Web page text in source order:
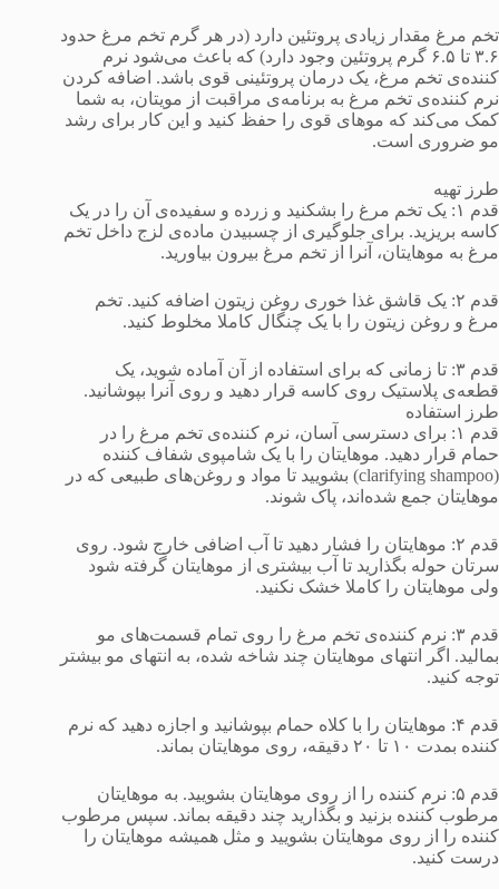
تخم مرغ مقدار زیادی پروتئین دارد (در هر گرم تخم مرغ حدود
۳.۶ تا ۶.۵ گرم پروتئین وجود دارد) که باعث می‌شود نرم
کننده‌ی تخم مرغ، یک درمان پروتئینی قوی باشد. اضافه کردن
نرم کننده‌ی تخم مرغ به برنامه‌ی مراقبت از مویتان، به شما
کمک می‌کند که موهای قوی را حفظ کنید و این کار برای رشد
مو ضروری است.
طرز تهیه
قدم ۱: یک تخم مرغ را بشکنید و زرده و سفیده‌ی آن را در یک
کاسه بریزید. برای جلوگیری از چسبیدن ماده‌ی لزج داخل تخم
مرغ به موهایتان، آنرا از تخم مرغ بیرون بیاورید.
قدم ۲: یک قاشق غذا خوری روغن زیتون اضافه کنید. تخم
مرغ و روغن زیتون را با یک چنگال کاملا مخلوط کنید.
قدم ۳: تا زمانی که برای استفاده از آن آماده شوید، یک
قطعه‌ی پلاستیک روی کاسه قرار دهید و روی آنرا بپوشانید.
طرز استفاده
قدم ۱: برای دسترسی آسان، نرم کننده‌ی تخم مرغ را در
حمام قرار دهید. موهایتان را با یک شامپوی شفاف کننده
(clarifying shampoo) بشویید تا مواد و روغن‌های طبیعی که در
موهایتان جمع شده‌اند، پاک شوند.
قدم ۲: موهایتان را فشار دهید تا آب اضافی خارج شود. روی
سرتان حوله بگذارید تا آب بیشتری از موهایتان گرفته شود
ولی موهایتان را کاملا خشک نکنید.
قدم ۳: نرم کننده‌ی تخم مرغ را روی تمام قسمت‌های مو
بمالید. اگر انتهای موهایتان چند شاخه شده، به انتهای مو بیشتر
توجه کنید.
قدم ۴: موهایتان را با کلاه حمام بپوشانید و اجازه دهید که نرم
کننده بمدت ۱۰ تا ۲۰ دقیقه، روی موهایتان بماند.
قدم ۵: نرم کننده را از روی موهایتان بشویید. به موهایتان
مرطوب کننده بزنید و بگذارید چند دقیقه بماند. سپس مرطوب
کننده را از روی موهایتان بشویید و مثل همیشه موهایتان را
درست کنید.